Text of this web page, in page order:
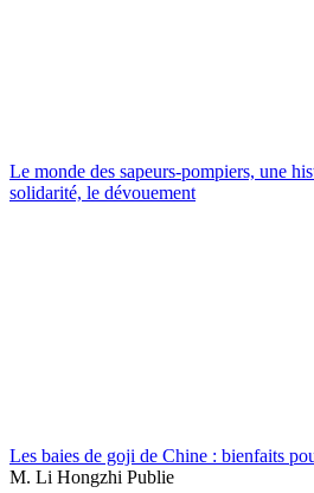
Le monde des sapeurs-pompiers, une
solidarité, le dévouement
Les baies de goji de Chine : bienfaits
M. Li Hongzhi Publie